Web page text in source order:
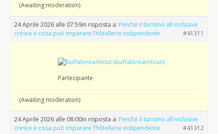
(Awaiting moderation)
24 Aprile 2026 alle 07:59in risposta a: Perché il turismo all-inclusive
cresce e cosa può imparare l’hôtellerie indipendente
#41311
buffaloroamtours
Partecipante
(Awaiting moderation)
24 Aprile 2026 alle 08:00in risposta a: Perché il turismo all-inclusive
cresce e cosa può imparare l’hôtellerie indipendente
#41312